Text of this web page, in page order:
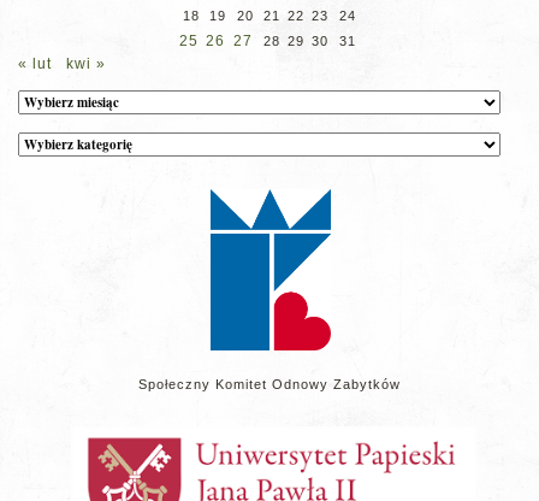
18 19 20 21 22 23 24
25 26 27 28 29 30 31
« lut kwi »
Archiwum
Kategorie
wpisów
Społeczny Komitet Odnowy Zabytków